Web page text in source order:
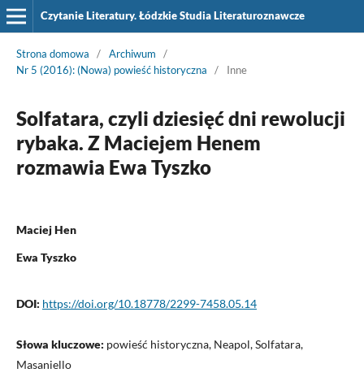
Czytanie Literatury. Łódzkie Studia Literaturoznawcze
Strona domowa / Archiwum
/
Nr 5 (2016): (Nowa) powieść historyczna
/ Inne
Solfatara, czyli dziesięć dni rewolucji
rybaka. Z Maciejem Henem
rozmawia Ewa Tyszko
Maciej Hen
Ewa Tyszko
DOI: https://doi.org/10.18778/2299-7458.05.14
Słowa kluczowe: powieść historyczna, Neapol, Solfatara,
Masaniello